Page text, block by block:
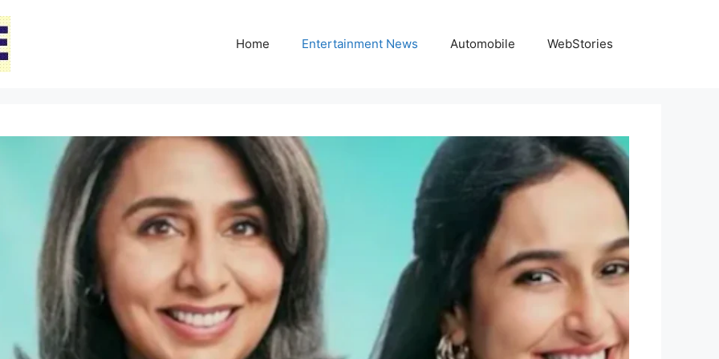
Home Entertainment News Automobile WebStories